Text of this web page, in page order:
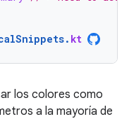
. kt
los colores como
a la mayoría de